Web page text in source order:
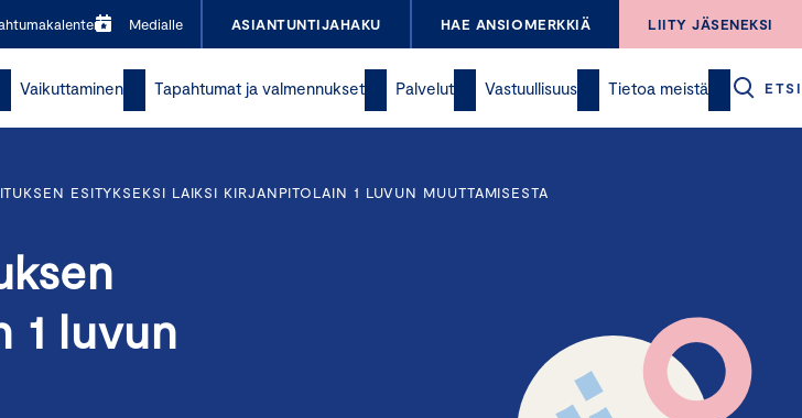
Medialle ASIANTUNTIJAHAKU HAE ANSIOMERKKIÄ LIITY JÄSENEKSI
Vaikuttaminen Tapahtumat ja valmennukset Palvelut Vastuullisuus Tietoa meistä ETSI
ESITYKSEKSI LAIKSI KIRJANPITOLAIN 1 LUVUN MUUTTAMISESTA
1 luvun